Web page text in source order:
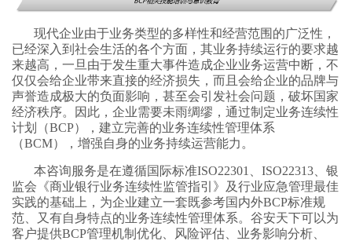
现代企业由于业务类型的多样性和经营范围的广泛性，
已经深入到社会生活的各个方面，其业务持续运行的要求越
来越高，一旦由于发生重大事件造成企业业务运营中断，不
仅仅会给企业带来直接的经济损失，而且会给企业的品牌与
声誉造成极大的负面影响，甚至会引发社会问题，破坏国家
经济秩序。因此，企业需要未雨绸缪，通过制定业务连续性
计划（BCP），建立完善的业务连续性管理体系
（BCM），增强自身的业务持续运营能力。
本咨询服务是在遵循国际标准ISO22301、ISO22313、银
监会《商业银行业务连续性监管指引》及行业应急管理最佳
实践的基础上，为企业建立一套既参考国内外BCP标准规
范、又有自身特点的业务连续性管理体系。谷安天下可以为
客户提供BCP管理机制优化、风险评估、业务影响分析、